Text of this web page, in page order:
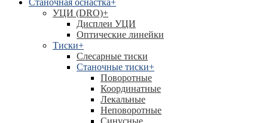
Станочная оснастка+
УЦИ (DRO)+
Дисплеи УЦИ
Оптические линейки
Тиски+
Слесарные тиски
Станочные тиски+
Поворотные
Координатные
Лекальные
Неповоротные
Синусные